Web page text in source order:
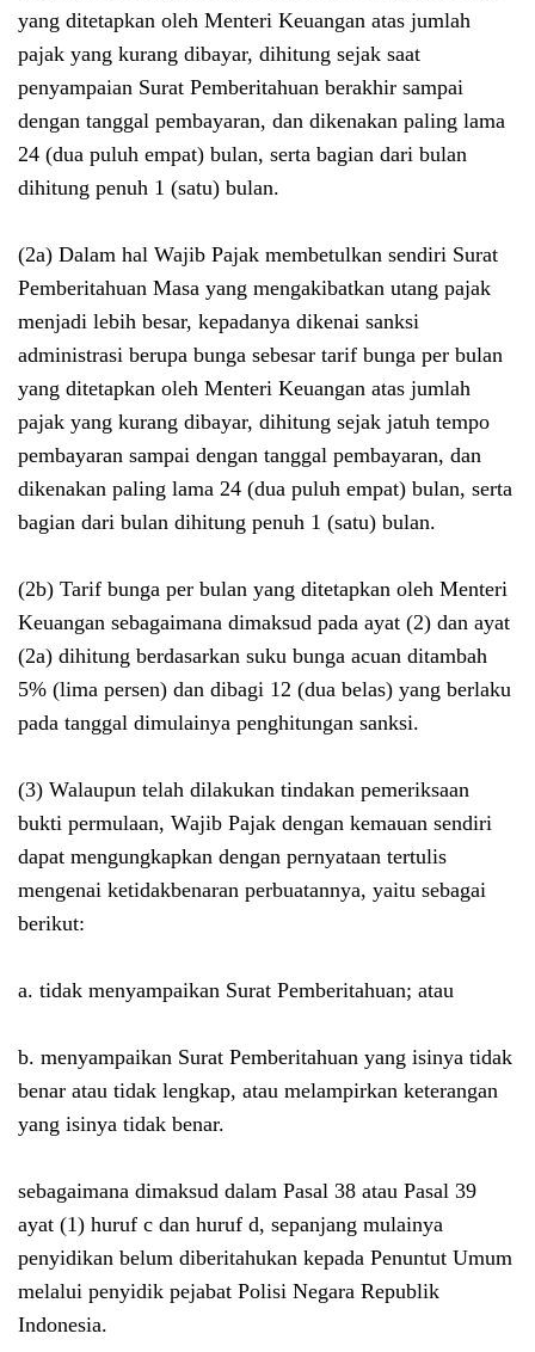
yang ditetapkan oleh Menteri Keuangan atas jumlah
pajak yang kurang dibayar, dihitung sejak saat
penyampaian Surat Pemberitahuan berakhir sampai
dengan tanggal pembayaran, dan dikenakan paling lama
24 (dua puluh empat) bulan, serta bagian dari bulan
dihitung penuh 1 (satu) bulan.
(2a) Dalam hal Wajib Pajak membetulkan sendiri Surat
Pemberitahuan Masa yang mengakibatkan utang pajak
menjadi lebih besar, kepadanya dikenai sanksi
administrasi berupa bunga sebesar tarif bunga per bulan
yang ditetapkan oleh Menteri Keuangan atas jumlah
pajak yang kurang dibayar, dihitung sejak jatuh tempo
pembayaran sampai dengan tanggal pembayaran, dan
dikenakan paling lama 24 (dua puluh empat) bulan, serta
bagian dari bulan dihitung penuh 1 (satu) bulan.
(2b) Tarif bunga per bulan yang ditetapkan oleh Menteri
Keuangan sebagaimana dimaksud pada ayat (2) dan ayat
(2a) dihitung berdasarkan suku bunga acuan ditambah
5% (lima persen) dan dibagi 12 (dua belas) yang berlaku
pada tanggal dimulainya penghitungan sanksi.
(3) Walaupun telah dilakukan tindakan pemeriksaan
bukti permulaan, Wajib Pajak dengan kemauan sendiri
dapat mengungkapkan dengan pernyataan tertulis
mengenai ketidakbenaran perbuatannya, yaitu sebagai
berikut:
a. tidak menyampaikan Surat Pemberitahuan; atau
b. menyampaikan Surat Pemberitahuan yang isinya tidak
benar atau tidak lengkap, atau melampirkan keterangan
yang isinya tidak benar.
sebagaimana dimaksud dalam Pasal 38 atau Pasal 39
ayat (1) huruf c dan huruf d, sepanjang mulainya
penyidikan belum diberitahukan kepada Penuntut Umum
melalui penyidik pejabat Polisi Negara Republik
Indonesia.